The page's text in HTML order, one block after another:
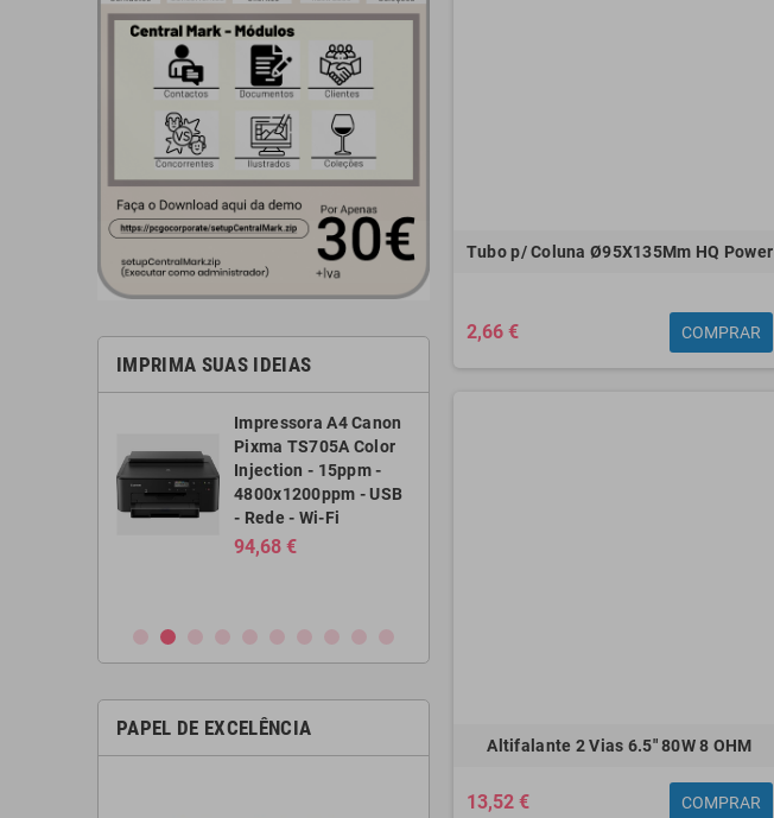
IMPRIMA SUAS IDEIAS
Impressora A4 Canon
Pixma TS705A Color
Injection - 15ppm -
4800x1200ppm - USB
- Rede - Wi-Fi
94,68 €
PAPEL DE EXCELÊNCIA
Tubo p/ Coluna Ø95X135Mm HQ Power
2,66 € COMPRAR
Altifalante 2 Vias 6.5" 80W 8 OHM
13,52 € COMPRAR